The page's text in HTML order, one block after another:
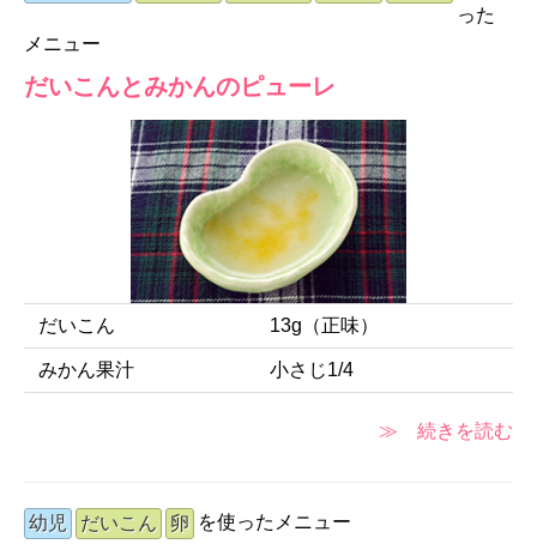
った
メニュー
だいこんとみかんのピューレ
だいこん 13g（正味）
みかん果汁 小さじ1/4
≫ 続きを読む
幼児 だいこん 卵 を使ったメニュー